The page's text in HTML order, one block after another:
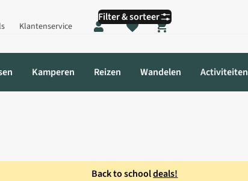
Klantenservice
Shopping cart
Kamperen Reizen Wandelen Activiteiten
Back to schooldeals!
Filter & sorteer